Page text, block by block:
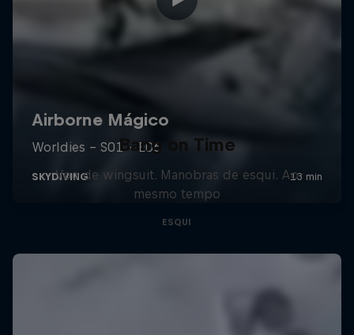
Bang on Time
Voo de wingsuit. Manobras de esqui. Ao
mesmo tempo
ESQUI